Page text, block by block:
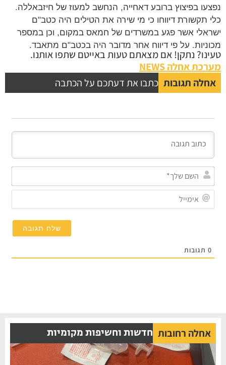
נפצעו בפיצוץ ברובע דאחייה, הנחשב למעוז של חיזבאללה.
כלי תקשורת דיווחו כי מי שירה את הטילים היה כטב"ם
ישראלי אשר פגע במשרדים של חמאס במקום, וכן במספר
מכוניות. על פי דיווח אחר מדובר היה בכטב"ם מתאבד.
טעינו? נתקן! אם מצאתם טעות באייטם שתפו אותנו.
מערכת אחלה NEWS
אחלה תגובות כתבו את דעתכם על הכתבה
0תגובות
אחלה רחובות חדשות וחשיפות מקומיות